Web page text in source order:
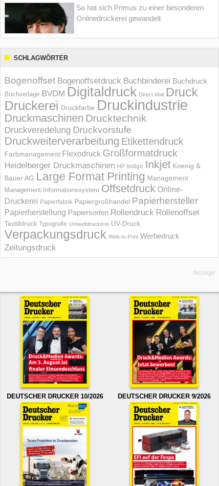
So hat sich Primus zu einer besonderen
Onlinedruckerei gewandelt
SCHLAGWÖRTER
Bogenoffset Bogenoffsetdruck Buchbinderei Buchdruck
Buchverlage BVDM Digitaldruck Direct Mail Druck
Druckerei Druckfarbe Druckindustrie
Druckmaschinen Drucktechnik
Druckveredelung Druckvorstufe
Druckweiterverarbeitung Etikettendruck
Farbmanagement Flexodruck Großformatdruck
Heidelberger Druckmaschinen HP Indigo Inkjet Koenig &
Bauer AG Large Format Printing Management
Management Informations­system Offsetdruck Online-
Druckerei Papierfabrik Papiergroßhandel Papierhersteller
Papierherstellung Papiersorten Rollendruck Rollenoffset
Textildruck Typografie Umweltdruckerei UV-Druck
Verpackungsdruck Web-to-Print Werbedruck
Zeitungsdruck
Anzeige
DEUTSCHER DRUCKER 10/2026 DEUTSCHER DRUCKER 9/2026